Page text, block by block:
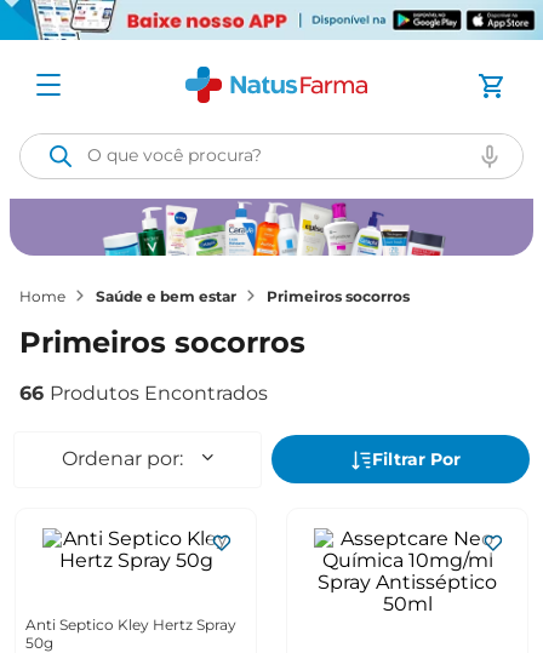
O que você procura?
saúde e bem estar primeiros socorros
primeiros socorros
66
Anti Septico Kley Hertz Spray
50g